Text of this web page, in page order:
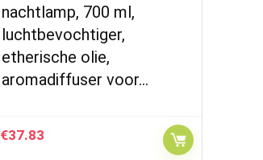
nachtlamp, 700 ml,
luchtbevochtiger,
etherische olie,
aromadiffuser voor…
€37.83